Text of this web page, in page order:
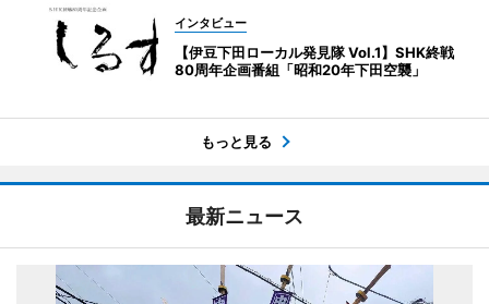
インタビュー
【伊豆下田ローカル発見隊 Vol.1】SHK終戦
80周年企画番組「昭和20年下田空襲」
もっと見る
最新ニュース